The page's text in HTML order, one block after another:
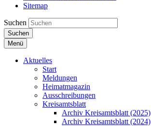
Sitemap
Suchen
Suchen
Menü
Aktuelles
Start
Meldungen
Heimatmagazin
Ausschreibungen
Kreisamtsblatt
Archiv Kreisamtsblatt (2025)
Archiv Kreisamtsblatt (2024)